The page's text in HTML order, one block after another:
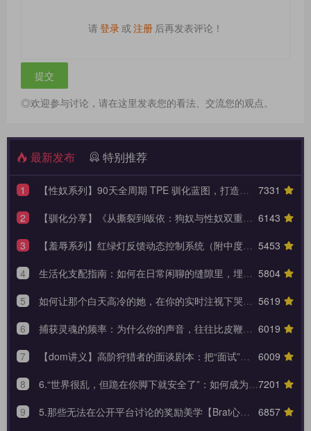
请登录或注册 后再发表评论！
◎欢迎参与讨论，请在这里发表您的看法、交流您的观点。
最新发布 特别推荐
7331
1
【性奴系列】90天全周期 TPE 驯化蓝图，打造永不背叛的K6性奴归宿
6143
2
【驯化分享】《从撕裂到皈依：狗奴与性奴双重身份转换的权力美学》90天全周期身份转换训练日志模板
5453
3
【羞辱系列】红绿灯反馈动态控制系统（附中度羞辱的3大安全底线）
5804
4
生活化支配指南：如何在日常闲聊的缝隙里，埋下让她瞬间腿软的言语钩子？
5619
5
如何让那个白天高冷的她，在你的实时注视下哭着承认内心的荒芜？
6019
6
捕获灵魂的频率：为什么你的声音，往往比皮鞭更能让她战栗？
6009
7
【dom讲义】高阶狩猎者的面谈剧本：把“面试”变成一场让对方沉沦的心理外科手术。
7201
8
6.“世界很乱，但跪在你脚下就安全了”：如何成为 Brat 生命中唯一的锚点与终极归宿？【Brat心奴系列-第六期】
6857
9
5.那些无法在公开平台讨论的奖励美学【Brat心奴系列-第五期】